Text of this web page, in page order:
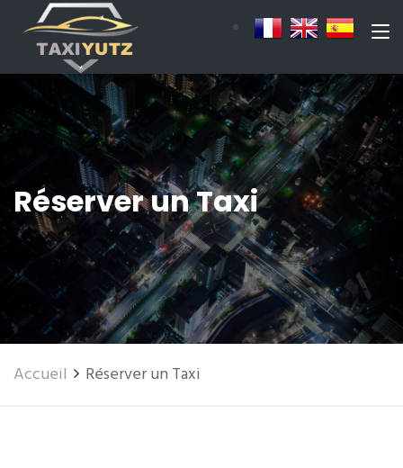
Réserver un Taxi
Accueil Réserver un Taxi